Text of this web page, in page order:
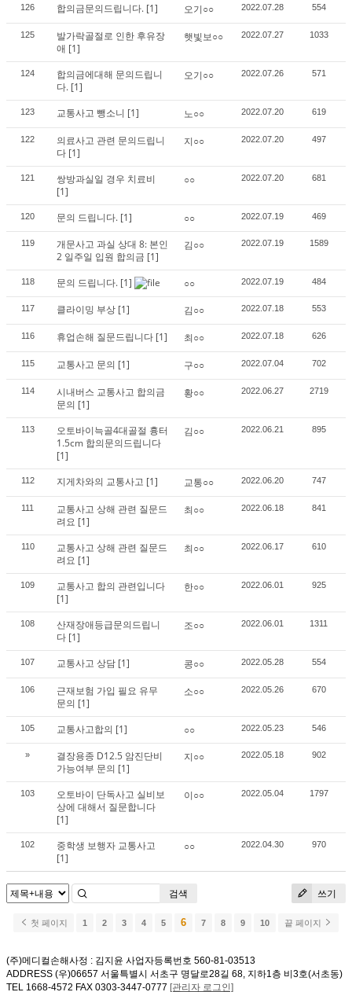
126 합의금문의드립니다. [1] 오기○○ 2022.07.28 554
125
발가락골절로 인한 후유장
애 [1]
햇빛보○○ 2022.07.27 1033
124
합의금에대해 문의드립니
다. [1]
오기○○ 2022.07.26 571
123 교통사고 뺑소니 [1] 노○○ 2022.07.20 619
122
의료사고 관련 문의드립니
다 [1]
지○○ 2022.07.20 497
121
쌍방과실일 경우 치료비
[1]
○○ 2022.07.20 681
120 문의 드립니다. [1] ○○ 2022.07.19 469
119
개문사고 과실 상대 8: 본인
2 일주일 입원 합의금 [1]
김○○ 2022.07.19 1589
118 문의 드립니다. [1] ○○ 2022.07.19 484
117 클라이밍 부상 [1] 김○○ 2022.07.18 553
116 휴업손해 질문드립니다 [1] 최○○ 2022.07.18 626
115 교통사고 문의 [1] 구○○ 2022.07.04 702
114
시내버스 교통사고 합의금
문의 [1]
황○○ 2022.06.27 2719
113
오토바이늑골4대골절 흉터
1.5cm 합의문의드립니다
[1]
김○○ 2022.06.21 895
112 지게차와의 교통사고 [1] 교통○○ 2022.06.20 747
111
교통사고 상해 관련 질문드
려요 [1]
최○○ 2022.06.18 841
110
교통사고 상해 관련 질문드
려요 [1]
최○○ 2022.06.17 610
109
교통사고 합의 관련입니다
[1]
한○○ 2022.06.01 925
108
산재장애등급문의드립니
다 [1]
조○○ 2022.06.01 1311
107 교통사고 상담 [1] 콩○○ 2022.05.28 554
106
근재보험 가입 필요 유무
문의 [1]
소○○ 2022.05.26 670
105 교통사고합의 [1] ○○ 2022.05.23 546
»
결장용종 D12.5 암진단비
가능여부 문의 [1]
지○○ 2022.05.18 902
103
오토바이 단독사고 실비보
상에 대해서 질문합니다
[1]
이○○ 2022.05.04 1797
102
중학생 보행자 교통사고
[1]
○○ 2022.04.30 970
쓰기
검색
첫 페이지 1 2 3 4 5 6 7 8 9 10 끝 페이지
(주)메디컬손해사정 : 김지윤 사업자등록번호 560-81-03513
ADDRESS (우)06657 서울특별시 서초구 명달로28길 68, 지하1층 비3호(서초동)
TEL 1668-4572 FAX 0303-3447-0777 [관리자 로그인]